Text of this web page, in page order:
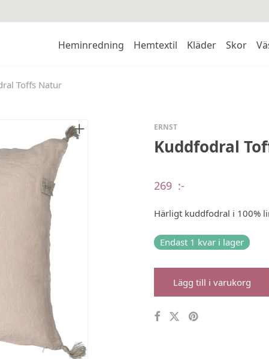
Heminredning Hemtextil Kläder Skor
Toffs Natur
ERNST
Kuddfodral
269 :-
Härligt kuddfodral i 100%
Endast 1 kvar i lager
Lägg till i varukorg